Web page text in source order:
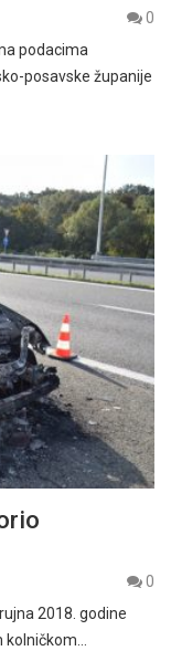
0
podacima
posavske županije
0
2018. godine
kolničkom…